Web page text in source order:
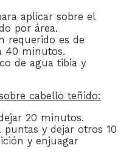
aplicar sobre el
por área.
requerido es de
40 minutos.
de agua tibia y
cabello teñido:
20 minutos.
y dejar otros 10
y enjuagar